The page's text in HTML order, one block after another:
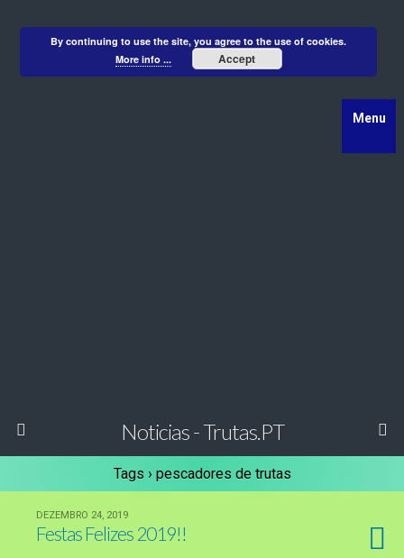
Noticias - Trutas.PT
Tags › pescadores de trutas
DEZEMBRO 24, 2019
Festas Felizes 2019!!
Menu
By continuing to use the site, you agree to the use of cookies.
More info ...
Accept